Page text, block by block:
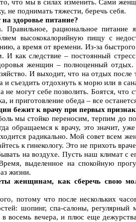
что мы в силах изменить. Сами
не поднимать тяжести, беречь себя.
здоровье питание?
Правильное, рациональное
высококалорийную пищу с
а время от времени. Из-за
И как следствие – постоянный
женщин – полноценный
И выходит, что на отдых
и съездить отдохнуть к морю или в
могут себе позволить. Боятся, что
и приготовление обеда – все
бежит к врачу при первых
мы стойко переносим, терпим до
обращаемся к врачу, это значит,
радикально. Мой совет всем
к гинекологу. Это не прихоть
на воздухе. Пусть наш климат с
выделенное на спокойную
жизни.
женщинам, как сберечь свою
потому что после нескольких
шопинг, спа-салоны,
восемь вечера, и плюс еще